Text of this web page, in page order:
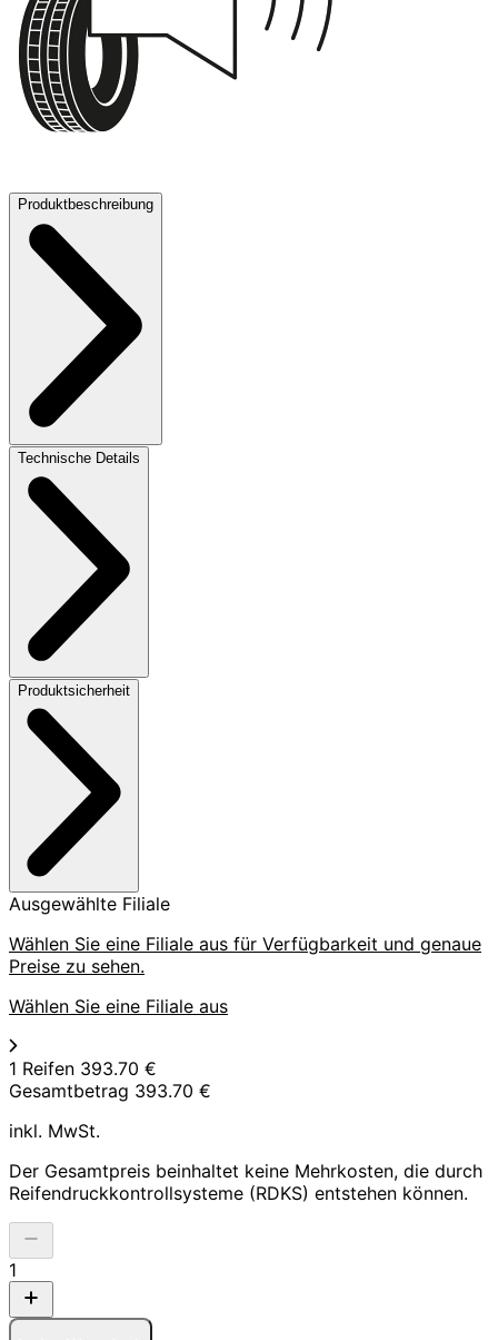
Produktbeschreibung
Technische Details
Produktsicherheit
Ausgewählte Filiale
Wählen Sie eine Filiale aus für Verfügbarkeit und genaue
Preise zu sehen.
Wählen Sie eine Filiale aus
1 Reifen 393.70 €
Gesamtbetrag 393.70 €
inkl. MwSt.
Der Gesamtpreis beinhaltet keine Mehrkosten, die durch
Reifendruckkontrollsysteme (RDKS) entstehen können.
1